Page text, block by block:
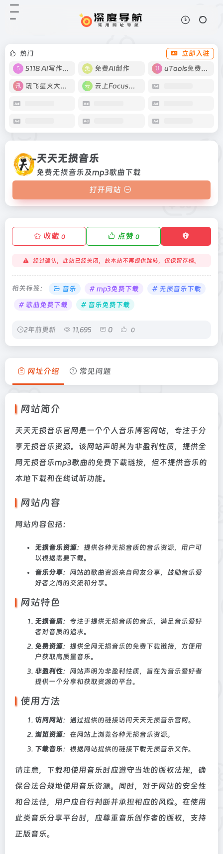
热门
立即入驻
5118 AI写作工具
免费AI创作 uTools免费工具箱
讯飞星火大模型 云上Focus接码
天天无损音乐
免费无损音乐及mp3歌曲下载
打开网站
收藏 0 点赞 0
经过确认，此站已经关闭，故本站不再提供跳转，仅保留存档。
相关标签： 音乐 # mp3免费下载
# 无损音乐下载
# 歌曲免费下载
# 音乐免费下载
2年前更新 11,695 0 0
网址介绍 常见问题
网站简介
天天无损音乐官网是一个个人音乐博客网站，专注于分
享无损音乐资源。该网站声明其为非盈利性质，提供全
网无损音乐mp3歌曲的免费下载链接，但不提供音乐的
本地下载和在线试听功能。
网站内容
网站内容包括：
无损音乐资源：提供各种无损音质的音乐资源，用户可
以根据需要下载。
音乐分享：网站的歌曲资源来自网友分享，鼓励音乐爱
好者之间的交流和分享。
网站特色
无损音质：专注于提供无损音质的音乐，满足音乐爱好
者对音质的追求。
免费资源：提供全网无损音乐的免费下载链接，方便用
户获取高质量音乐。
非盈利性：网站声明为非盈利性质，旨在为音乐爱好者
提供一个分享和获取资源的平台。
使用方法
访问网站：通过提供的链接访问天天无损音乐官网。
浏览资源：在网站上浏览各种无损音乐资源。
下载音乐：根据网站提供的链接下载无损音乐文件。
请注意，下载和使用音乐时应遵守当地的版权法规，确
保合法合规地使用音乐资源。同时，对于网站的安全性
和合法性，用户应自行判断并承担相应的风险。在使用
此类音乐分享平台时，应尊重音乐创作者的版权，支持
正版音乐。